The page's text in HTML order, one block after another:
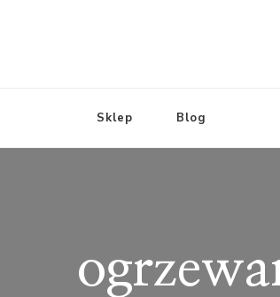
Sklep Blog